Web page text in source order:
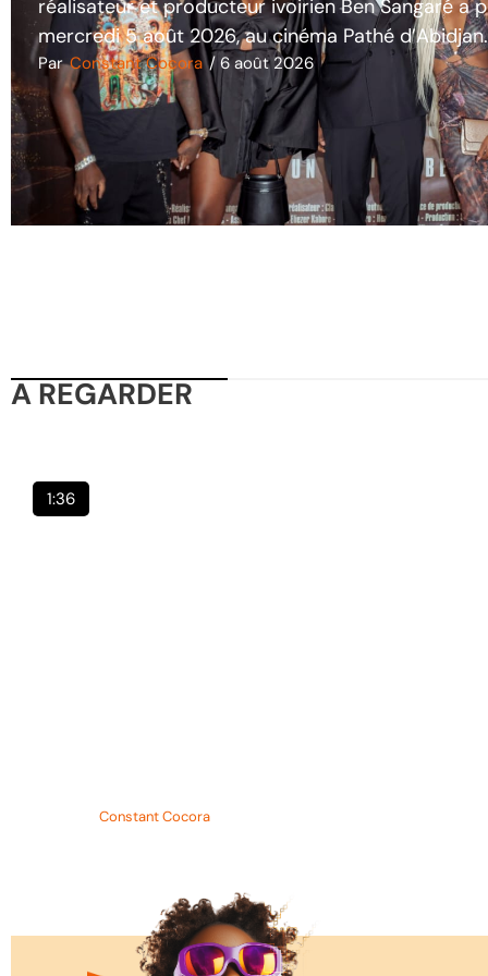
réalisateur et producteur ivoirien Ben Sangaré a
mercredi 5 août 2026, au cinéma Pathé
Par Constant Cocora / 6 août 2026
A REGARDER
1:36
Constant Cocora